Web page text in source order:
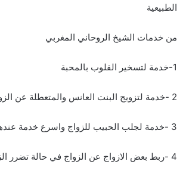
الطبيعية
من خدمات الشيخ الروحاني المغربي
1-خدمة لتسخير القلوب بالمحبة
2 -خدمة لتزويج البنت العانس والمتعطلة عن الزواج
3 -خدمة لجلب الحبيب للزواج واسرع خدمة عندها 48ساعة
4 -ربط بعض الازواج عن الزواج في حالة تضرر الزوجة الاولى